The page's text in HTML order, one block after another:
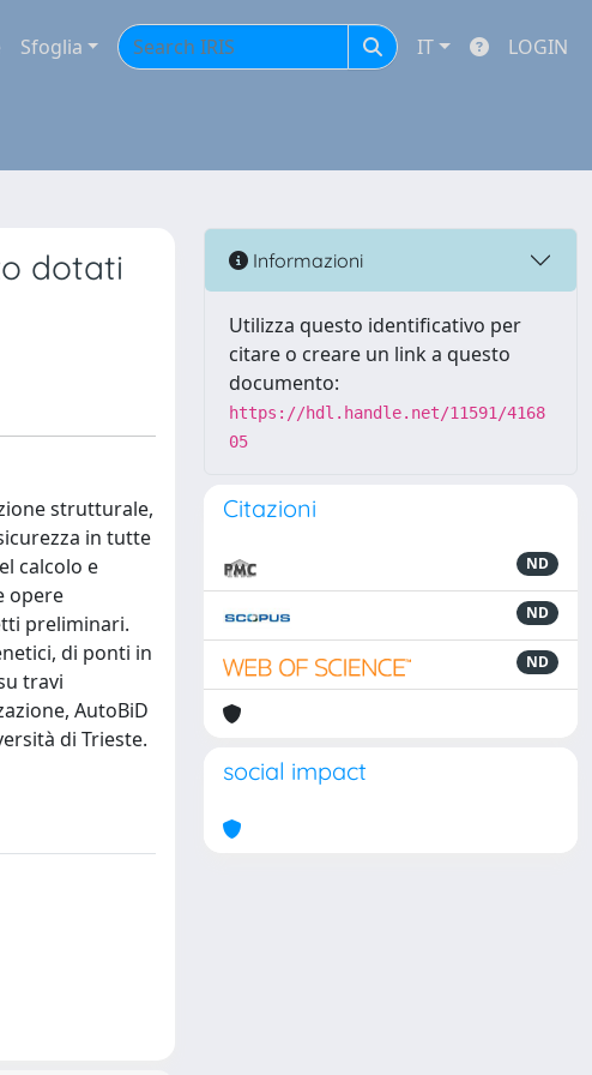
Sfoglia IT LOGIN
dotati
strutturale,
in tutte
calcolo e
opere
preliminari.
di ponti in
travi
AutoBiD
di Trieste.
Informazioni
Utilizza questo identificativo per
citare o creare un link a questo
documento:
https://hdl.handle.net/11591/4168
05
Citazioni
ND
ND
ND
social impact